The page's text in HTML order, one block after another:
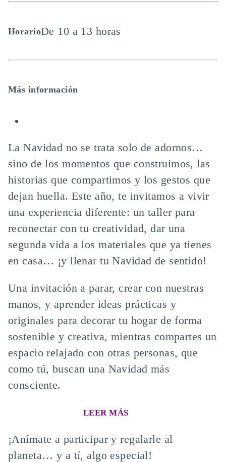
HorarioDe 10 a 13 horas
Más información
La Navidad no se trata solo de adornos…
sino de los momentos que construimos, las
historias que compartimos y los gestos que
dejan huella. Este año, te invitamos a vivir
una experiencia diferente: un taller para
reconectar con tu creatividad, dar una
segunda vida a los materiales que ya tienes
en casa… ¡y llenar tu Navidad de sentido!
Una invitación a parar, crear con nuestras
manos, y aprender ideas prácticas y
originales para decorar tu hogar de forma
sostenible y creativa, mientras compartes un
espacio relajado con otras personas, que
como tú, buscan una Navidad más
consciente.
LEER MÁS
¡Anímate a participar y regalarle al
planeta… y a tí, algo especial!